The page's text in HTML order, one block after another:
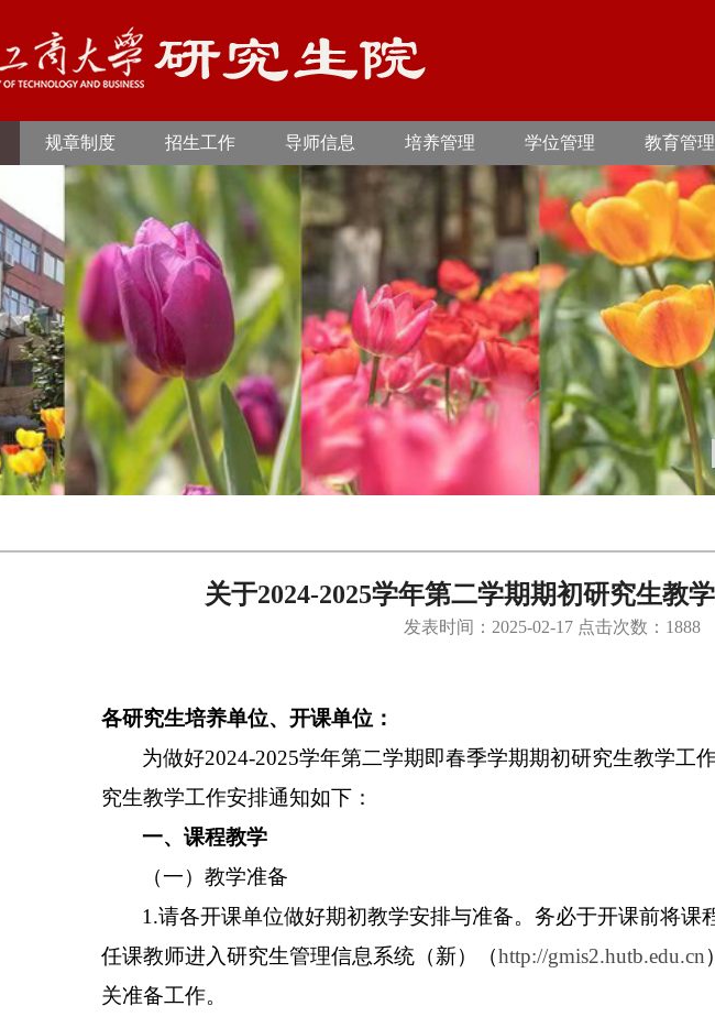
规章制度 招生工作 导师信息 培养管理 学位管理 教育管理
关于2024-2025学年第二学期期初研究生教
发表时间：2025-02-17 点击次数： 1888
各研究生培养单位、开课单位：
为做好2024-2025学年第二学期即春季学期期初研究生教学工
究生教学工作安排通知如下：
一、课程教学
（一）教学准备
1.请各开课单位做好期初教学安排与准备。务必于开课前将课
任课教师进入研究生管理信息系统（新）（http://gmis2.hutb.edu.cn
关准备工作。